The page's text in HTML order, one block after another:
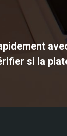
si la